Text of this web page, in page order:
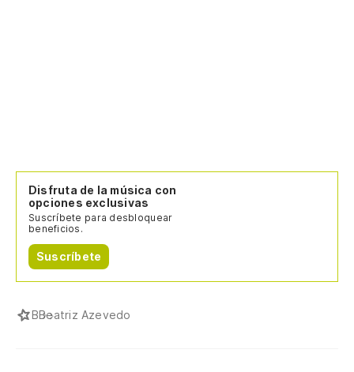
Disfruta de la música con
opciones exclusivas
Suscríbete para desbloquear
beneficios.
Suscríbete
BBeatriz Azevedo